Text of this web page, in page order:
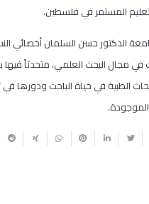
المستمر في فلسطين.
الدكتور حسن السلمان أخصائي
في مجال البحث العلمي، متحدثاً
الطبية في حياة الباحث ودورها